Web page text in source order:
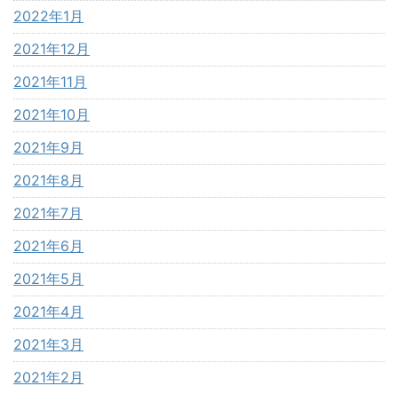
2022年1月
2021年12月
2021年11月
2021年10月
2021年9月
2021年8月
2021年7月
2021年6月
2021年5月
2021年4月
2021年3月
2021年2月